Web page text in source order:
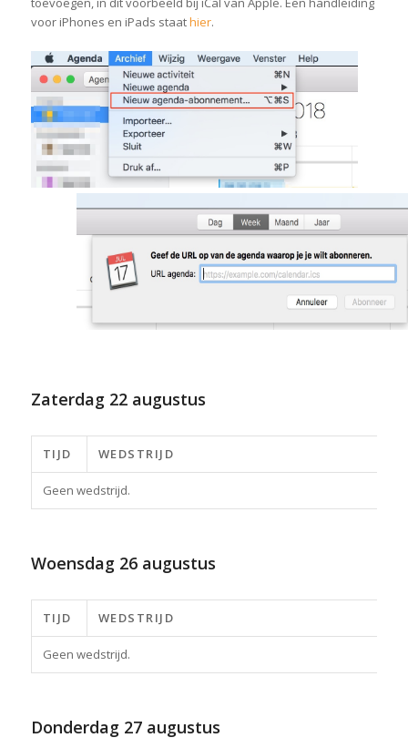
voor iPhones en iPads staathier.
Zaterdag22 augustus
TIJD WEDSTRIJD
Geen wedstrijd.
Woensdag26 augustus
TIJD WEDSTRIJD
Geen wedstrijd.
Donderdag27 augustus